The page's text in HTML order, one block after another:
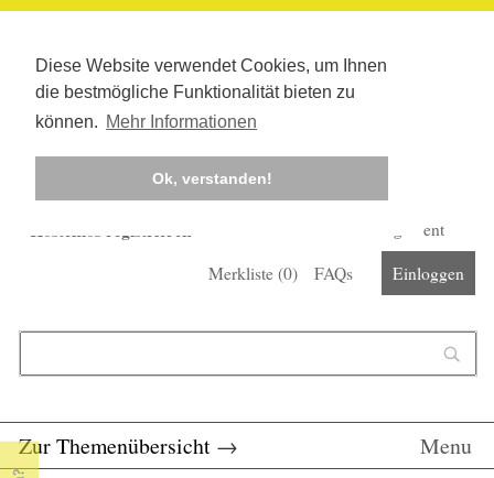
Diese Website verwendet Cookies, um Ihnen
die bestmögliche Funktionalität bieten zu
können. Mehr Informationen
Ok, verstanden!
Kostenlos registrieren
Corona-Management
Merkliste (0) FAQs Einloggen
Zur Themenübersicht → Menu